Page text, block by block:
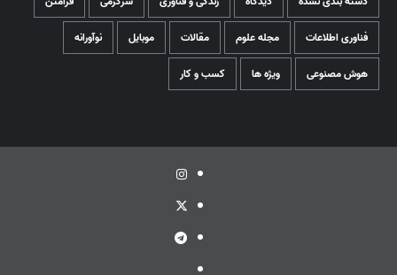
فناوری اطلاعات مجله علوم مقالات موبایل نوآورانه
هوش مصنوعی ویژه ها کسب و کار
اینستاگرام
توئیتر
تلگرام